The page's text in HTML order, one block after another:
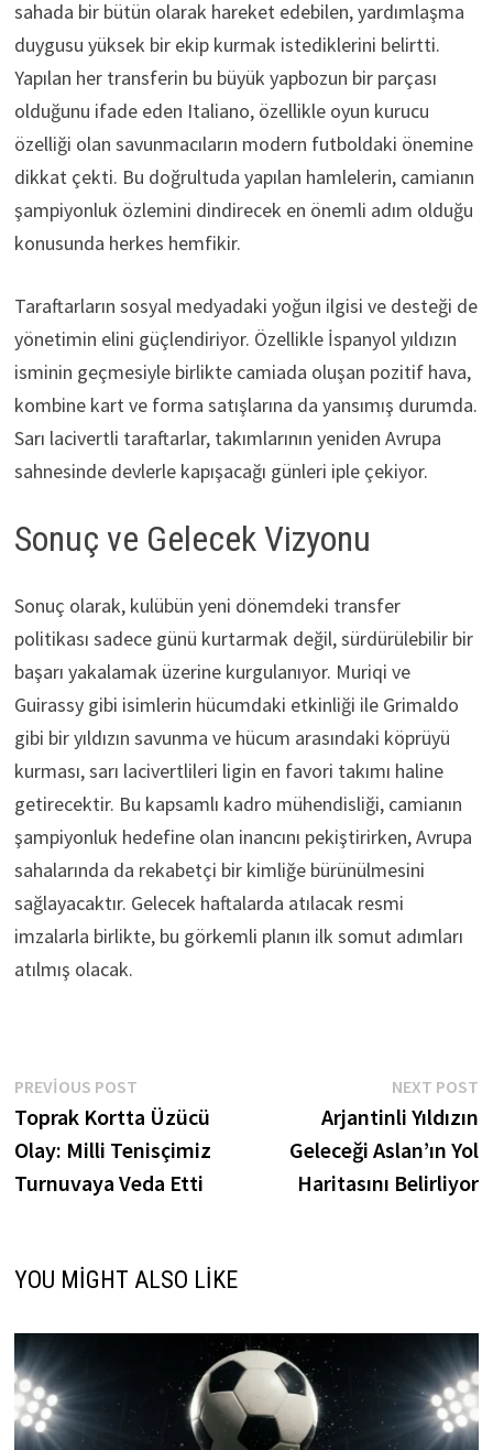
sahada bir bütün olarak hareket edebilen, yardımlaşma
duygusu yüksek bir ekip kurmak istediklerini belirtti.
Yapılan her transferin bu büyük yapbozun bir parçası
olduğunu ifade eden Italiano, özellikle oyun kurucu
özelliği olan savunmacıların modern futboldaki önemine
dikkat çekti. Bu doğrultuda yapılan hamlelerin, camianın
şampiyonluk özlemini dindirecek en önemli adım olduğu
konusunda herkes hemfikir.
Taraftarların sosyal medyadaki yoğun ilgisi ve desteği de
yönetimin elini güçlendiriyor. Özellikle İspanyol yıldızın
isminin geçmesiyle birlikte camiada oluşan pozitif hava,
kombine kart ve forma satışlarına da yansımış durumda.
Sarı lacivertli taraftarlar, takımlarının yeniden Avrupa
sahnesinde devlerle kapışacağı günleri iple çekiyor.
Sonuç ve Gelecek Vizyonu
Sonuç olarak, kulübün yeni dönemdeki transfer
politikası sadece günü kurtarmak değil, sürdürülebilir bir
başarı yakalamak üzerine kurgulanıyor. Muriqi ve
Guirassy gibi isimlerin hücumdaki etkinliği ile Grimaldo
gibi bir yıldızın savunma ve hücum arasındaki köprüyü
kurması, sarı lacivertlileri ligin en favori takımı haline
getirecektir. Bu kapsamlı kadro mühendisliği, camianın
şampiyonluk hedefine olan inancını pekiştirirken, Avrupa
sahalarında da rekabetçi bir kimliğe bürünülmesini
sağlayacaktır. Gelecek haftalarda atılacak resmi
imzalarla birlikte, bu görkemli planın ilk somut adımları
atılmış olacak.
Yazı
gezinmesi
PREVIOUS POSTPrevious
post:
Toprak Kortta Üzücü
Olay: Milli Tenisçimiz
Turnuvaya Veda Etti
NEXT POST
Arjantinli Yıldızın
Geleceği Aslan’ın Yol
Haritasını Belirliyor
YOU MIGHT ALSO LIKE